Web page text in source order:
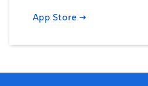
App Store